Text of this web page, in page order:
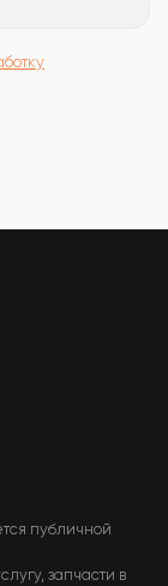
публичной
запчасти в